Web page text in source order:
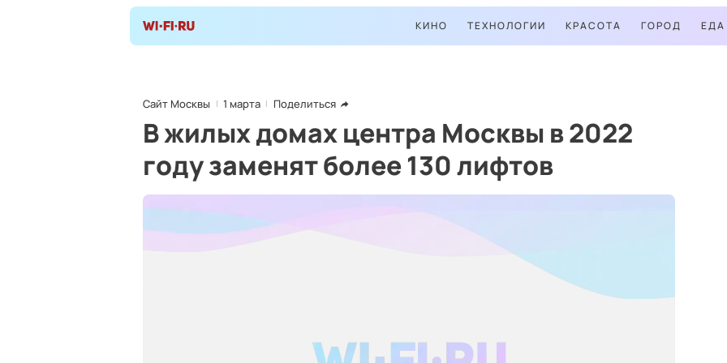
КИНО ТЕХНОЛОГИИ КРАСОТА ГОРОД ЕДА
Сайт Москвы 1 марта Поделиться
В жилых домах центра Москвы в 2022
году заменят более 130 лифтов